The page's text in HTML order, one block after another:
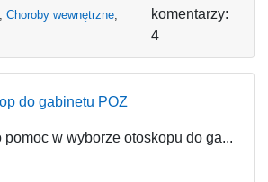
, Choroby wewnętrzne,
komentarzy:
4
do gabinetu POZ
pomoc w wyborze otoskopu do ga...